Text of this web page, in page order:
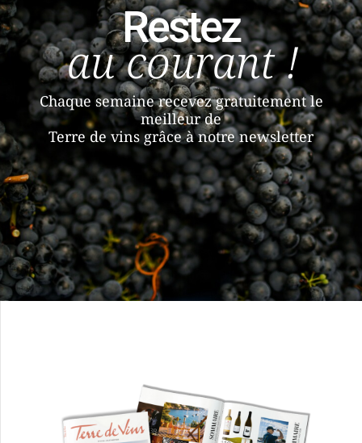
Restez
au courant !
Chaque semaine recevez gratuitement le
meilleur de
Terre de vins grâce à notre newsletter